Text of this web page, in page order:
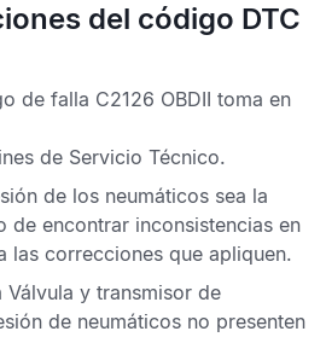
del código DTC
de falla C2126 OBDII toma en
de Servicio Técnico.
de los neumáticos sea la
de encontrar inconsistencias en
las correcciones que apliquen.
Válvula y transmisor de
de neumáticos no presenten